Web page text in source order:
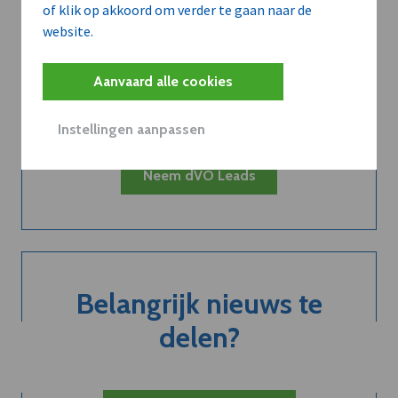
of klik op akkoord om verder te gaan naar de
website.
Aanvaard alle cookies
Instellingen aanpassen
Kort de voordelen
van een
abonnement...
Neem dVO Leads
Belangrijk nieuws te
delen?